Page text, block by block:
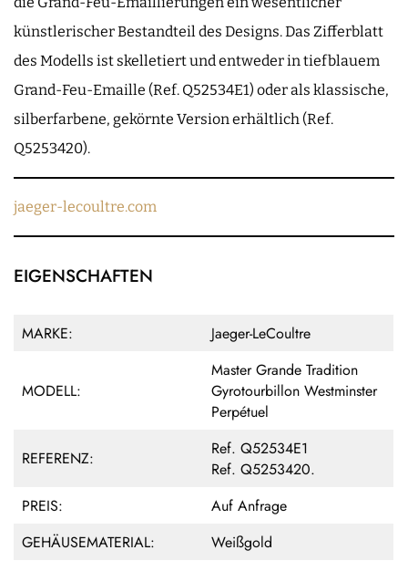
künstlerischer Bestandteil des Designs. Das Zifferblatt
des Modells ist skelletiert und entweder in tiefblauem
Grand-Feu-Emaille (Ref. Q52534E1) oder als klassische,
silberfarbene, gekörnte Version erhältlich (Ref.
Q5253420).
jaeger-lecoultre.com
EIGENSCHAFTEN
MARKE: Jaeger-LeCoultre
MODELL:
Master Grande Tradition
Gyrotourbillon Westminster
Perpétuel
REFERENZ:
Ref. Q52534E1
Ref. Q5253420.
PREIS:
Auf Anfrage
GEHÄUSEMATERIAL:
Weißgold